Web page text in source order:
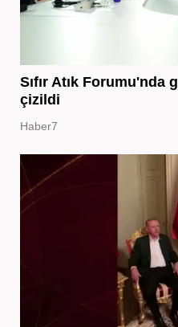
Sıfır Atık Forumu'nda
çizildi
Haber7